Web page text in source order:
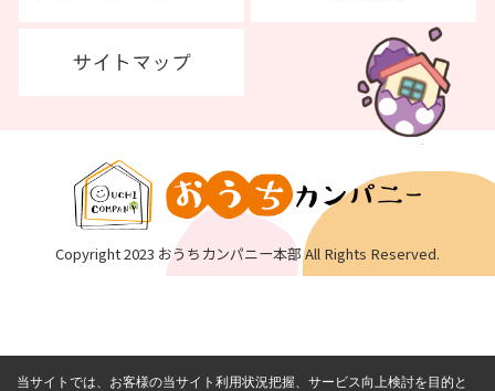
Copyright 2023 おうちカンパニー本部 All Rights Reserved.
当サイトでは、お客様の当サイト利用状況把握、サービス向上検討を目的と